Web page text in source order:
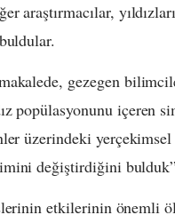
araştırmacılar,
gezegen
popülasyonunu içeren
üzerindeki
değiştirdiğini
etkilerinin önemli